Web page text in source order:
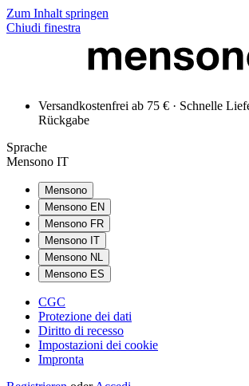
Zum Inhalt springen
Chiudi finestra
Versandkostenfrei ab 75 € · Schnelle
Rückgabe
Sprache
Mensono IT
Mensono
Mensono EN
Mensono FR
Mensono IT
Mensono NL
Mensono ES
CGC
Protezione dei dati
Diritto di recesso
Impostazioni dei cookie
Impronta